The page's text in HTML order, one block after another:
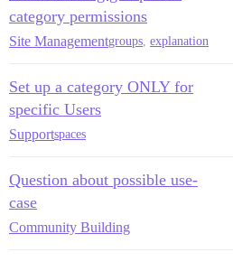
category permissions
Site Managementgroups, explanation
Set up a category ONLY for
specific Users
Supportspaces
Question about possible use-
case
Community Building